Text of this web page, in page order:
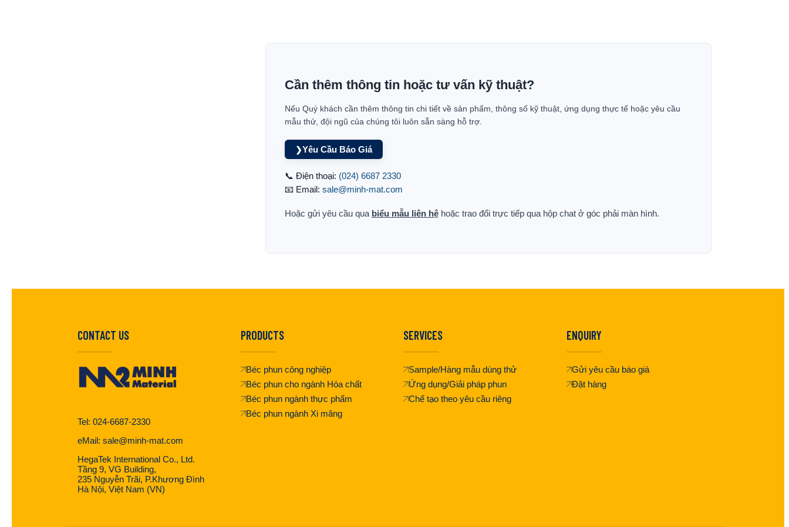
Cần thêm thông tin hoặc tư vấn kỹ thuật?
Nếu Quý khách cần thêm thông tin chi tiết về sản phẩm, thông số kỹ thuật, ứng dụng thực tế hoặc yêu cầu
mẫu thử, đội ngũ của chúng tôi luôn sẵn sàng hỗ trợ.
❯Yêu Cầu Báo Giá
📞 Điện thoại: (024) 6687 2330
📧 Email: sale@minh-mat.com
Hoặc gửi yêu cầu qua biểu mẫu liên hệ hoặc trao đổi trực tiếp qua hộp chat ở góc phải màn hình.
CONTACT US
Tel: 024-6687-2330
eMail: sale@minh-mat.com
HegaTek International Co., Ltd.
Tầng 9, VG Building,
235 Nguyễn Trãi, P.Khương Đình
Hà Nội, Việt Nam (VN)
PRODUCTS
Béc phun công nghiệp
Béc phun cho ngành Hóa chất
Béc phun ngành thực phẩm
Béc phun ngành Xi măng
SERVICES
Sample/Hàng mẫu dùng thử
Ứng dụng/Giải pháp phun
Chế tạo theo yêu cầu riêng
ENQUIRY
Gửi yêu cầu báo giá
Đặt hàng